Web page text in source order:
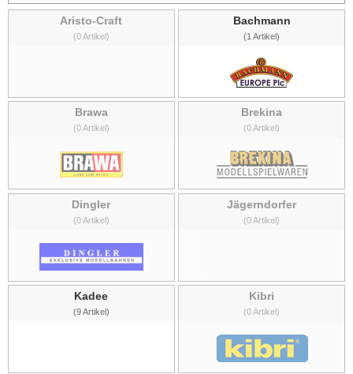
Aristo-Craft
(0 Artikel)
Bachmann
(1 Artikel)
Brawa
(0 Artikel)
Brekina
(0 Artikel)
Dingler
(0 Artikel)
Jägerndorfer
(0 Artikel)
Kadee
(9 Artikel)
Kibri
(0 Artikel)